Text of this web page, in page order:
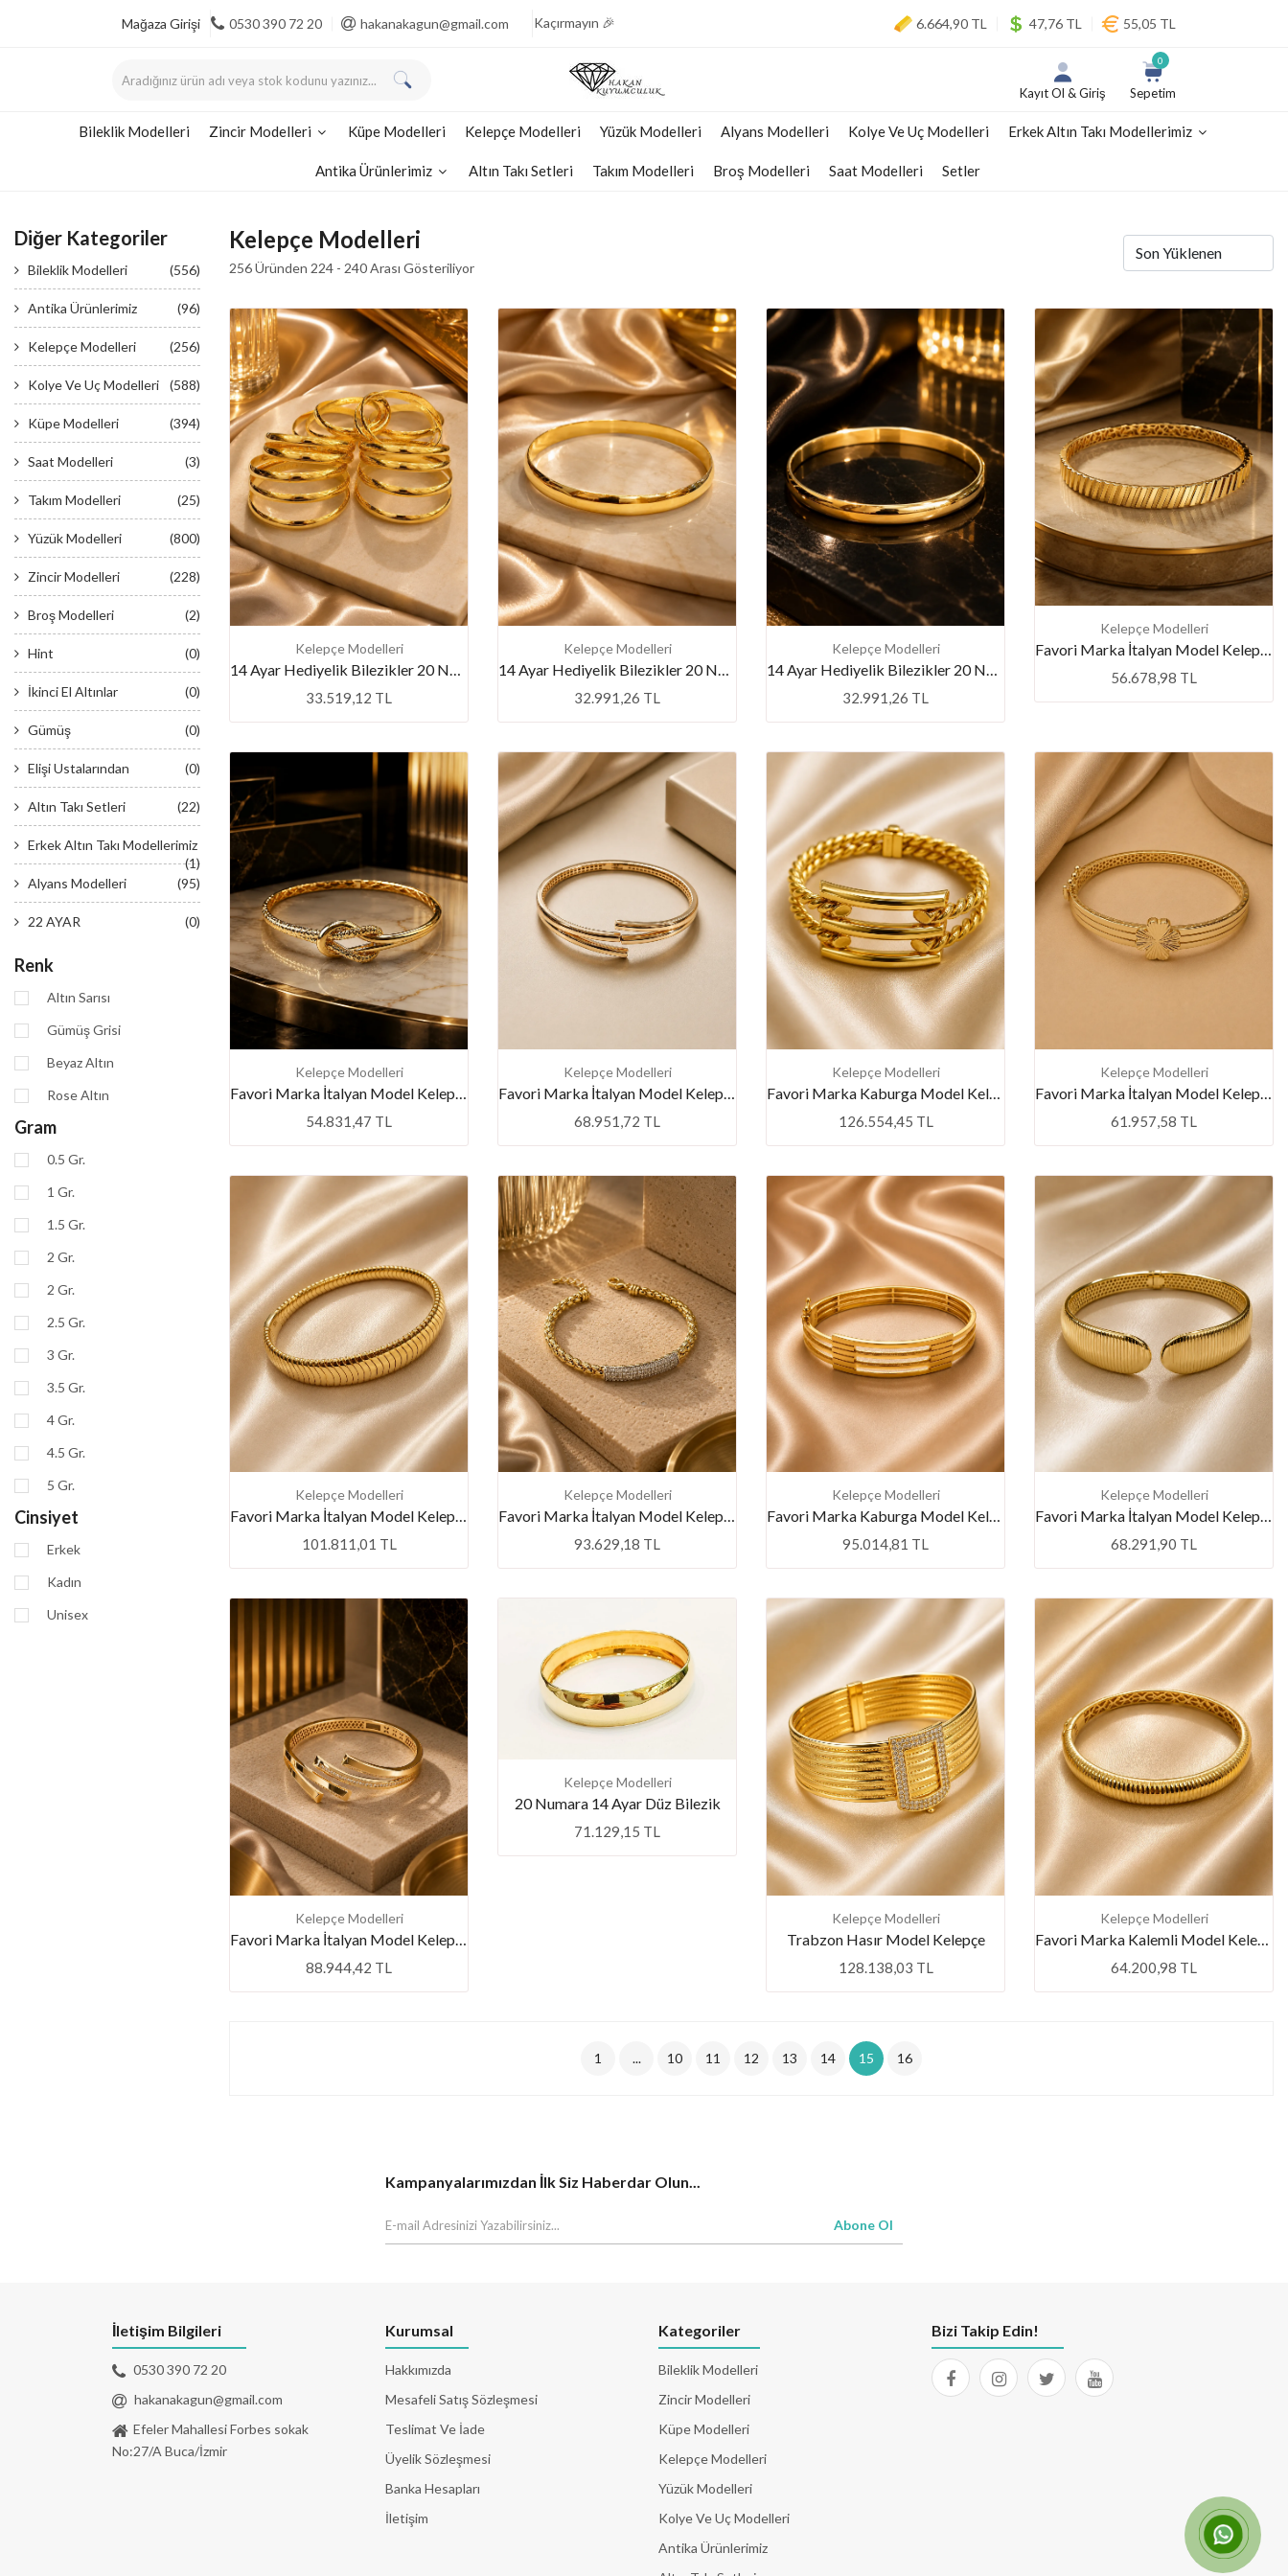
Mağaza Girişi 0530 390 72 20 hakanakagun@gmail.com
Kaçırmayın 🎉
Sizlerle 💎
🧚🏻‍♀️ Göz Kamaştıran Pırlantalarda Fiyatların
💠 Pırlantanın Büyülü Parıltısı, Yarı Fiyata Sizi Bekliyor
💕 Göz Kamaştıran Pırlanta Ürünlerde %50 İndirim 💕
Sizlerle 💎
🧚🏻‍♀️ Göz Kamaştıran Pırlantalarda Fiyatların
Şaşırtıcılığı🧚🏻‍♀️
💠 Pırlantanın Büyülü Parıltısı, Yarı Fiyata Sizi Bekliyor
💠
💕 Göz Kamaştıran Pırlanta Ürünlerde %50 İndirim 💕
6.664,90 TL 47,76 TL 55,05 TL
Kayıt Ol & Giriş Sepetim
0
Bileklik Modelleri Zincir Modelleri Küpe Modelleri Kelepçe Modelleri Yüzük Modelleri Alyans Modelleri Kolye Ve Uç Modelleri Erkek Altın Takı Modellerimiz
Antika Ürünlerimiz Altın Takı Setleri Takım Modelleri Broş Modelleri Saat Modelleri Setler
Diğer Kategoriler
Bileklik Modelleri (556)
Antika Ürünlerimiz (96)
Kelepçe Modelleri (256)
Kolye Ve Uç Modelleri (588)
Küpe Modelleri (394)
Saat Modelleri (3)
Takım Modelleri (25)
Yüzük Modelleri (800)
Zincir Modelleri (228)
Broş Modelleri (2)
Hint (0)
İkinci El Altınlar (0)
Gümüş (0)
Elişi Ustalarından (0)
Altın Takı Setleri (22)
Erkek Altın Takı Modellerimiz
(1)
Alyans Modelleri
(95)
22 AYAR (0)
Renk
Altın Sarısı
Gümüş Grisi
Beyaz Altın
Rose Altın
Gram
0.5 Gr.
1 Gr.
1.5 Gr.
2 Gr.
2 Gr.
2.5 Gr.
3 Gr.
3.5 Gr.
4 Gr.
4.5 Gr.
5 Gr.
Cinsiyet
Erkek
Kadın
Unisex
Kelepçe Modelleri
256 Üründen 224 - 240 Arası Gösteriliyor
Kelepçe Modelleri
33.519,12 TL
Kelepçe Modelleri
32.991,26 TL
Kelepçe Modelleri
32.991,26 TL
Kelepçe Modelleri
Favori Marka İtalyan Model Kelepçe
56.678,98 TL
Kelepçe Modelleri
54.831,47 TL
Kelepçe Modelleri
68.951,72 TL
Kelepçe Modelleri
126.554,45 TL
Kelepçe Modelleri
61.957,58 TL
Kelepçe Modelleri
Favori Marka İtalyan Model Kelepçe
101.811,01 TL
Kelepçe Modelleri
Favori Marka İtalyan Model Kelepçe
93.629,18 TL
Kelepçe Modelleri
Favori Marka Kaburga Model Kelepçe
95.014,81 TL
Kelepçe Modelleri
Favori Marka İtalyan Model Kelepçe
68.291,90 TL
Kelepçe Modelleri
Favori Marka İtalyan Model Kelepçe
88.944,42 TL
Kelepçe Modelleri
20 Numara 14 Ayar Düz Bilezik
71.129,15 TL
Kelepçe Modelleri
Trabzon Hasır Model Kelepçe
128.138,03 TL
Kelepçe Modelleri
Favori Marka Kalemli Model Kelepçe
64.200,98 TL
1 ... 10 11 12 13 14 15 16
Kampanyalarımızdan İlk Siz Haberdar Olun...
Abone Ol
İletişim Bilgileri
0530 390 72 20
hakanakagun@gmail.com
Efeler Mahallesi Forbes sokak
No:27/A Buca/İzmir
Kurumsal
Hakkımızda
Mesafeli Satış Sözleşmesi
Teslimat Ve İade
Üyelik Sözleşmesi
Banka Hesapları
İletişim
Kategoriler
Bileklik Modelleri
Zincir Modelleri
Küpe Modelleri
Kelepçe Modelleri
Yüzük Modelleri
Kolye Ve Uç Modelleri
Antika Ürünlerimiz
Bizi Takip Edin!